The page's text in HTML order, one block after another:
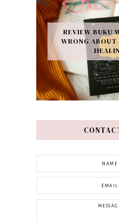
REVIEW BUKU
WRONG ABOUT